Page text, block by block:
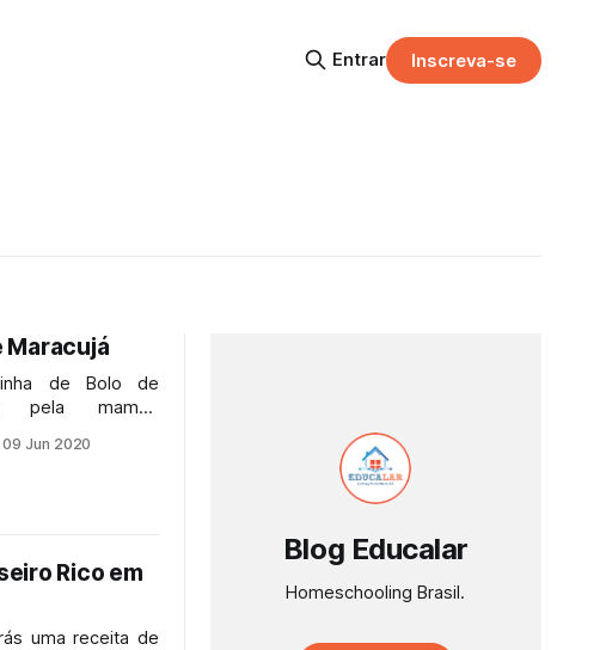
Entrar Inscreva-se
Maracujá
de Bolo de
pela mamãe
09 Jun 2020
Rico em
uma receita de
Blog Educalar
Homeschooling Brasil.